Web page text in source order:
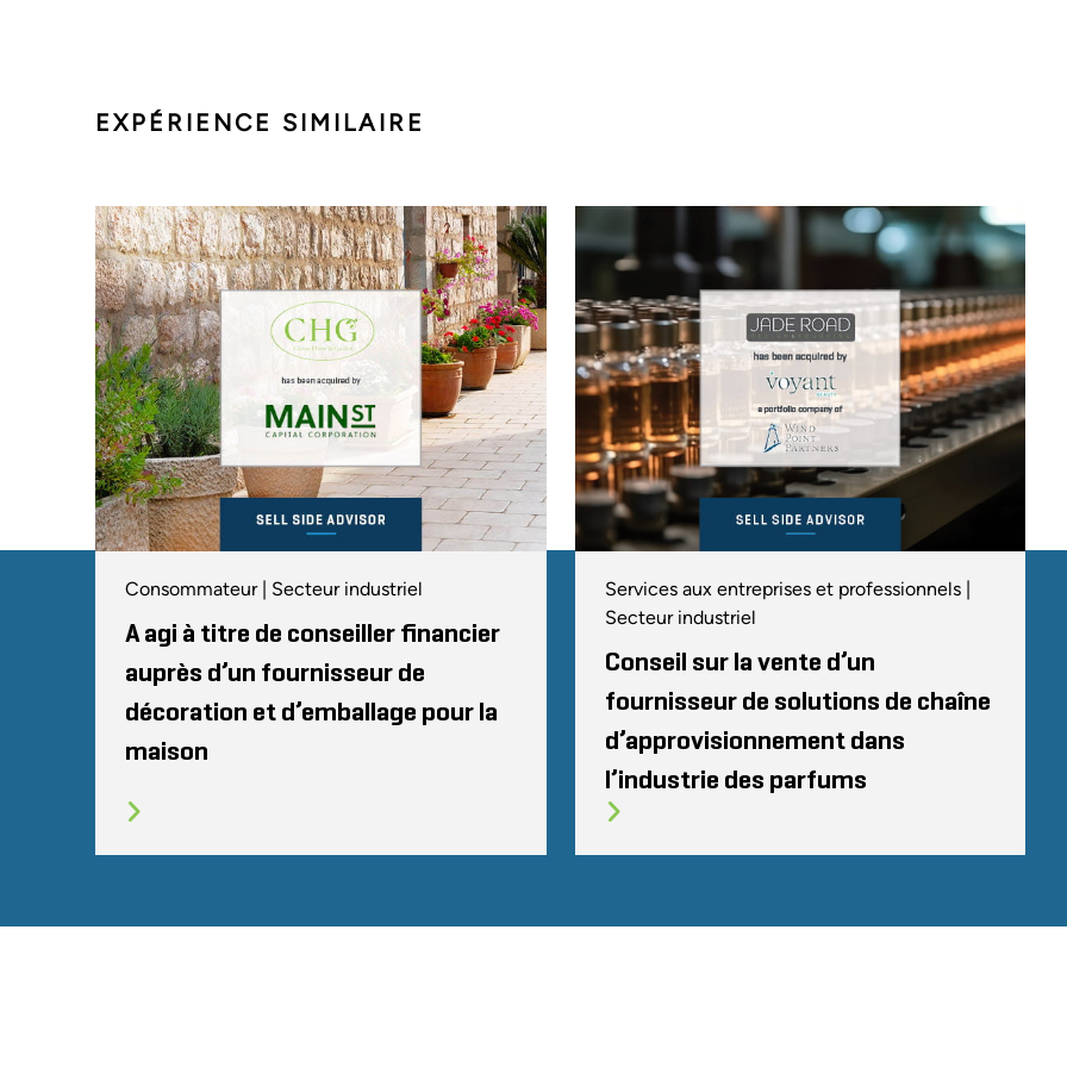
EXPÉRIENCE SIMILAIRE
Consommateur | Secteur industriel
A agi à titre de conseiller financier
auprès d’un fournisseur de
décoration et d’emballage pour la
maison
Services aux entreprises et professionnels |
Secteur industriel
Conseil sur la vente d’un
fournisseur de solutions de chaîne
d’approvisionnement dans
l’industrie des parfums